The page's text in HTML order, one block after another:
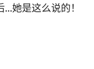
不绷，自然柔软。
她是这么说的！